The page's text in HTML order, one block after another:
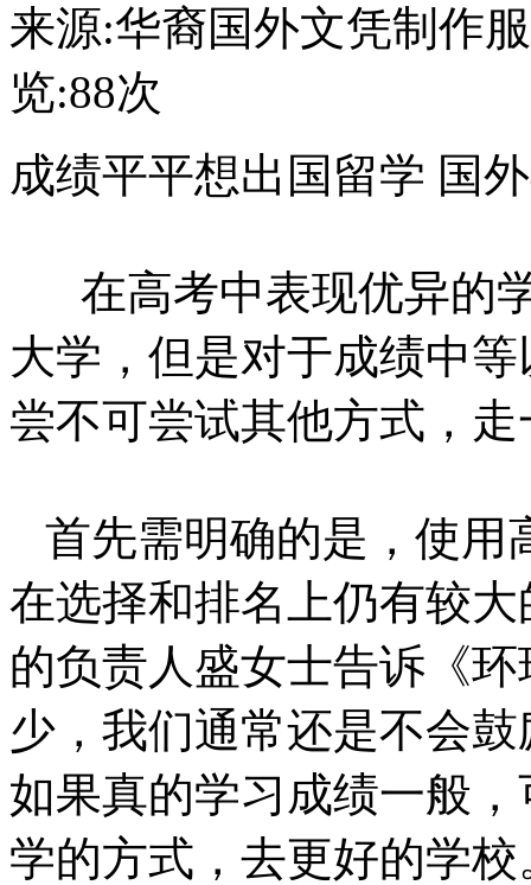
来源:华裔国外文凭制作
览:88次
成绩平平想出国留学 国
在高考中表现优异的
大学，但是对于成绩中
尝不可尝试其他方式，
首先需明确的是，使用
在选择和排名上仍有较
的负责人盛女士告诉《
少，我们通常还是不会
如果真的学习成绩一般
学的方式，去更好的学